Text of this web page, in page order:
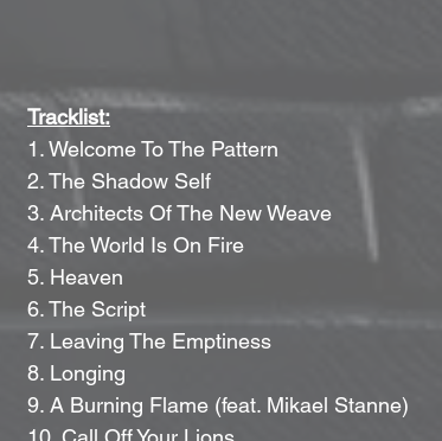
Tracklist:
1. Welcome To The Pattern
2. The Shadow Self
3. Architects Of The New Weave
4. The World Is On Fire
5. Heaven
6. The Script
7. Leaving The Emptiness
8. Longing
9. A Burning Flame (feat. Mikael Stanne)